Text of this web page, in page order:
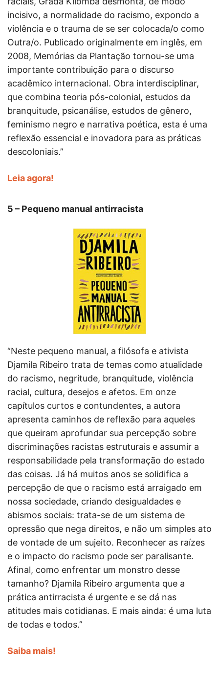
incisivo, a normalidade do racismo, expondo a
violência e o trauma de se ser colocada/o como
Outra/o. Publicado originalmente em inglês, em
2008, Memórias da Plantação tornou-se uma
importante contribuição para o discurso
acadêmico internacional. Obra interdisciplinar,
que combina teoria pós-colonial, estudos da
branquitude, psicanálise, estudos de gênero,
feminismo negro e narrativa poética, esta é uma
reflexão essencial e inovadora para as práticas
descoloniais.”
Leia agora!
5 – Pequeno manual antirracista
“Neste pequeno manual, a filósofa e ativista
Djamila Ribeiro trata de temas como atualidade
do racismo, negritude, branquitude, violência
racial, cultura, desejos e afetos. Em onze
capítulos curtos e contundentes, a autora
apresenta caminhos de reflexão para aqueles
que queiram aprofundar sua percepção sobre
discriminações racistas estruturais e assumir a
responsabilidade pela transformação do estado
das coisas. Já há muitos anos se solidifica a
percepção de que o racismo está arraigado em
nossa sociedade, criando desigualdades e
abismos sociais: trata-se de um sistema de
opressão que nega direitos, e não um simples ato
de vontade de um sujeito. Reconhecer as raízes
e o impacto do racismo pode ser paralisante.
Afinal, como enfrentar um monstro desse
tamanho? Djamila Ribeiro argumenta que a
prática antirracista é urgente e se dá nas
atitudes mais cotidianas. E mais ainda: é uma luta
de todas e todos.”
Saiba mais!